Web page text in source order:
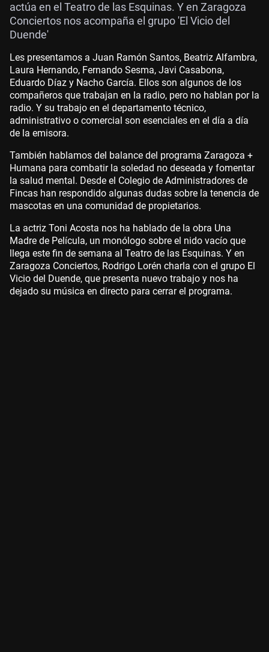
actúa en el Teatro de las Esquinas. Y en Zaragoza
Conciertos nos acompaña el grupo 'El Vicio del
Duende'
Les presentamos a Juan Ramón Santos, Beatriz Alfambra,
Laura Hernando, Fernando Sesma, Javi Casabona,
Eduardo Díaz y Nacho García. Ellos son algunos de los
compañeros que trabajan en la radio, pero no hablan por la
radio. Y su trabajo en el departamento técnico,
administrativo o comercial son esenciales en el día a día
de la emisora.
También hablamos del balance del programa Zaragoza +
Humana para combatir la soledad no deseada y fomentar
la salud mental. Desde el Colegio de Administradores de
Fincas han respondido algunas dudas sobre la tenencia de
mascotas en una comunidad de propietarios.
La actriz Toni Acosta nos ha hablado de la obra Una
Madre de Película, un monólogo sobre el nido vacío que
llega este fin de semana al Teatro de las Esquinas. Y en
Zaragoza Conciertos, Rodrigo Lorén charla con el grupo El
Vicio del Duende, que presenta nuevo trabajo y nos ha
dejado su música en directo para cerrar el programa.